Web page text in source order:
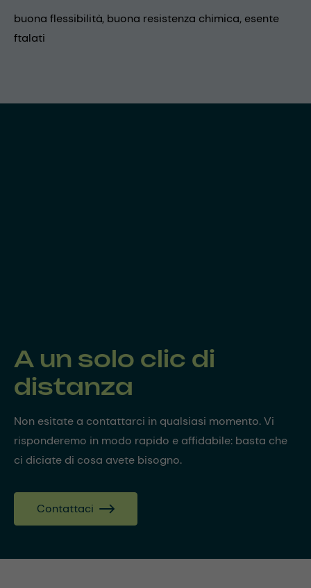
buona flessibilità, buona resistenza chimica, esente
ftalati
A un solo clic di
distanza
Non esitate a contattarci in qualsiasi momento. Vi
risponderemo in modo rapido e affidabile: basta che
ci diciate di cosa avete bisogno.
Contattaci